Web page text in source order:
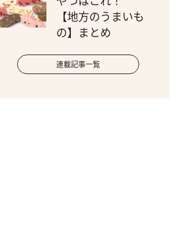
【地方のうまいも
の】まとめ
連載記事一覧